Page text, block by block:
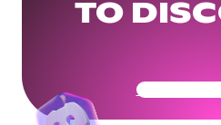
TO
Get Your